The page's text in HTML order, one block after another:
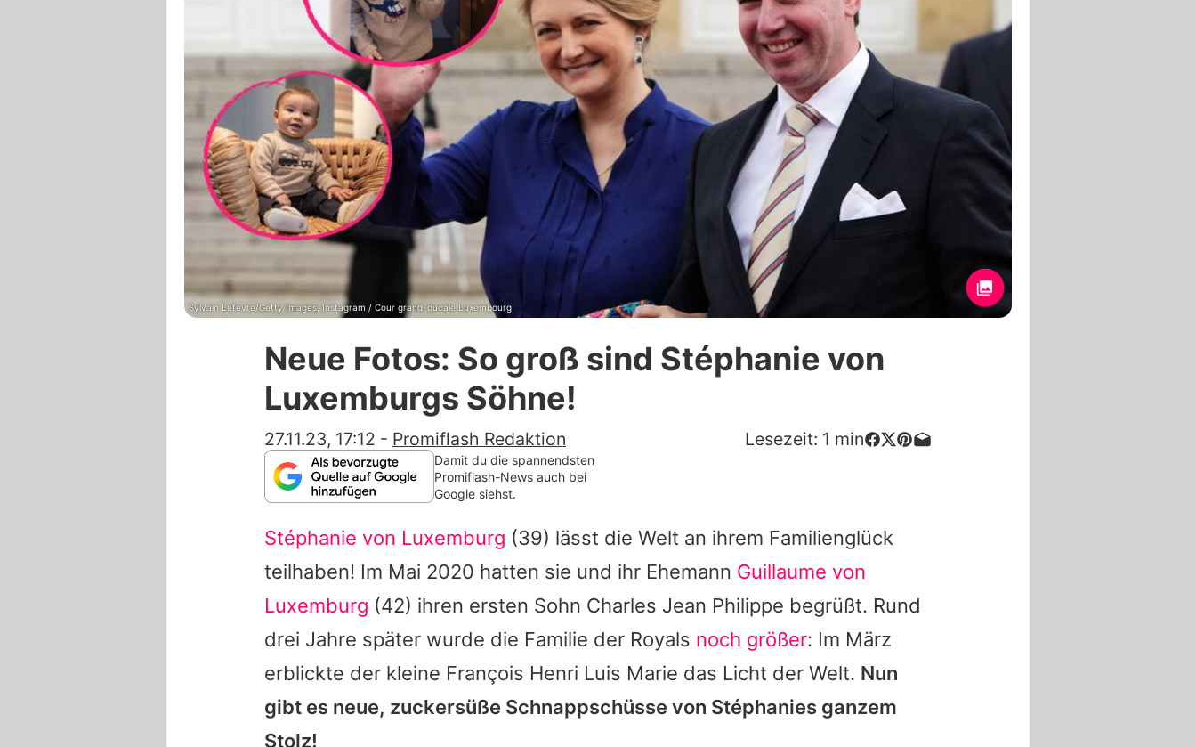
Promiflash Exklusiv
Alle Themen auf Promiflash
Jobs
App runterladen
Team
Redaktionelle Richtlinien
Impressum
Datenschutzerklärung
Nutzungsbedingungen
Utiq verwalten
Sylvain Lefevre/Getty Images, Instagram / Cour grand-ducale Luxembourg
Neue Fotos: So groß sind Stéphanie von
Luxemburgs Söhne!
27.11.23, 17:12 - Promiflash Redaktion Lesezeit: 1 min
Damit du die spannendsten
Promiflash-News auch bei
Google siehst.
Stéphanie von Luxemburg (39) lässt die Welt an ihrem Familienglück
teilhaben! Im Mai 2020 hatten sie und ihr Ehemann Guillaume von
Luxemburg (42) ihren ersten Sohn Charles Jean Philippe begrüßt. Rund
drei Jahre später wurde die Familie der Royals noch größer: Im März
erblickte der kleine François Henri Luis Marie das Licht der Welt. Nun
gibt es neue, zuckersüße Schnappschüsse von Stéphanies ganzem
Stolz!